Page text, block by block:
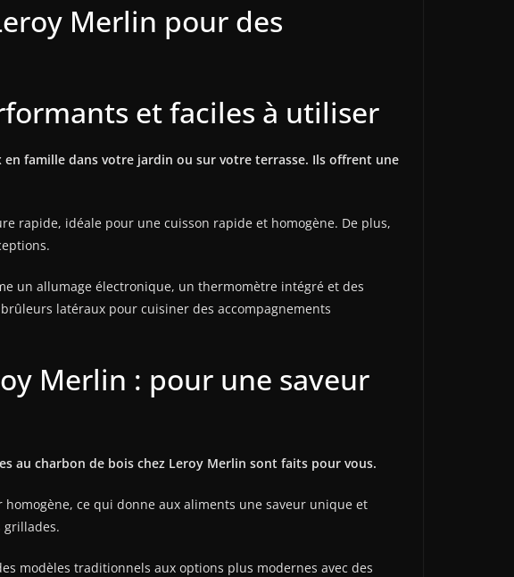
Merlin pour des
et faciles à utiliser
famille dans votre jardin ou sur votre terrasse. Ils offrent une
rapide, idéale pour une cuisson rapide et homogène. De plus,
un allumage électronique, un thermomètre intégré et des
latéraux pour cuisiner des accompagnements
Merlin : pour une saveur
au charbon de bois chez Leroy Merlin sont faits pour vous.
ce qui donne aux aliments une saveur unique et
grillades.
modèles traditionnels aux options plus modernes avec des